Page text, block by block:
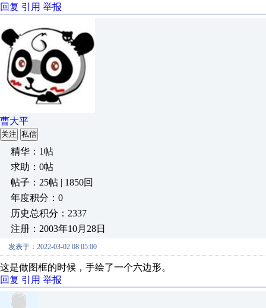
回复 引用 举报
曹大平
关注 私信
精华：1帖
求助：0帖
帖子：25帖 | 1850回
年度积分：0
历史总积分：2337
注册：2003年10月28日
发表于：2022-03-02 08:05:00
这是做图框的时候，手绘了一个六边形。
回复 引用 举报